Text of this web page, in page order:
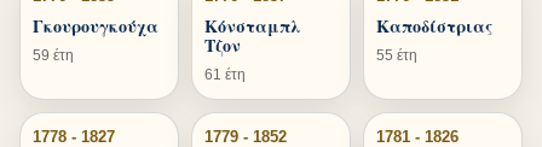
Γκουρουγκούχα
59 έτη
Κόνσταμπλ
Τζον
61 έτη
Καποδίστριας
55 έτη
1778 - 1827 1779 - 1852 1781 - 1826